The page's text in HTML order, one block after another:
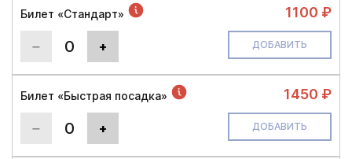
Билет «Стандарт» 1100 ₽
0 + ДОБАВИТЬ
Билет «Быстрая посадка» 1450 ₽
0 + ДОБАВИТЬ